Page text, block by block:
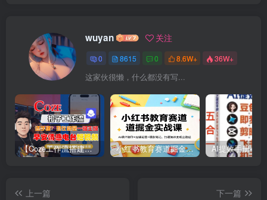
wuyan 关注
0 8615 0 8.6W+ 36W+
这家伙很懒，什么都没有写...
【Coze工作流搭建实操教程】【coze】早安情感电台日签视频还在手动做？用扣子工作流自动生成，省时90% 小红书教育赛道掘金实战课：AI课件制作+店铺运营+爆款笔记，打通知识变现全路径
上一篇
下一篇